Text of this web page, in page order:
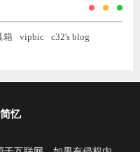
箱 vipbic
c32's blog
忆